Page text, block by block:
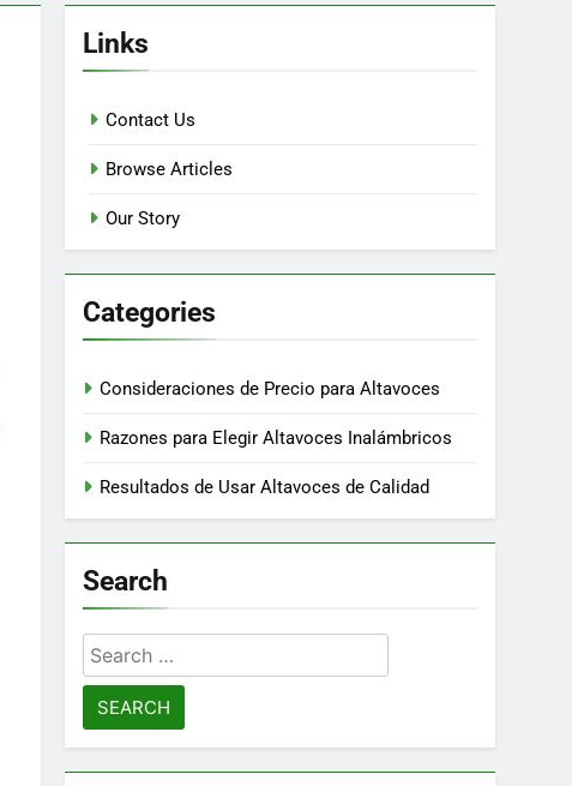
Links
Contact Us
Browse Articles
Our Story
Categories
Consideraciones de Precio para Altavoces
Razones para Elegir Altavoces Inalámbricos
Resultados de Usar Altavoces de Calidad
Search
Search
for: